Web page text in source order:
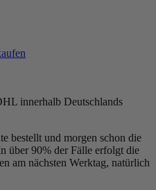
innerhalb Deutschlands
bestellt und morgen schon die
über 90% der Fälle erfolgt die
am nächsten Werktag, natürlich